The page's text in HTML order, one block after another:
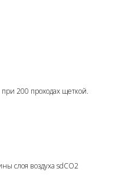
200 проходах щеткой.
слоя воздуха sdСО2